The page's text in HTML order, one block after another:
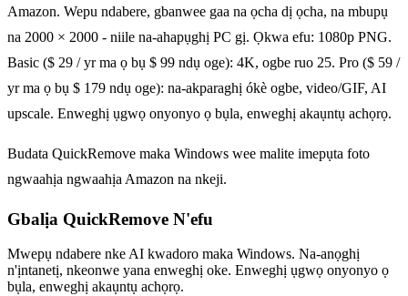
Amazon. Wepu ndabere, gbanwee gaa na ọcha dị ọcha, na mbupụ
na 2000 × 2000 - niile na-ahapụghị PC gị. Ọkwa efu: 1080p PNG.
Basic ($ 29 / yr ma ọ bụ $ 99 ndụ oge): 4K, ogbe ruo 25. Pro ($ 59 /
yr ma ọ bụ $ 179 ndụ oge): na-akparaghị ókè ogbe, video/GIF, AI
upscale. Enweghị ụgwọ onyonyo ọ bụla, enweghị akaụntụ achọrọ.
Budata QuickRemove maka Windows wee malite imepụta foto
ngwaahịa ngwaahịa Amazon na nkeji.
Gbalịa QuickRemove N'efu
Mwepụ ndabere nke AI kwadoro maka Windows. Na-anọghị
n'ịntanetị, nkeonwe yana enweghị oke. Enweghị ụgwọ onyonyo ọ
bụla, enweghị akaụntụ achọrọ.